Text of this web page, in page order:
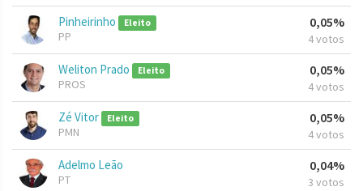
Pinheirinho Eleito
PP
0,05%
4 votos
Weliton Prado Eleito
PROS
0,05%
4 votos
Zé Vitor Eleito
PMN
0,05%
4 votos
Adelmo Leão
PT
0,04%
3 votos